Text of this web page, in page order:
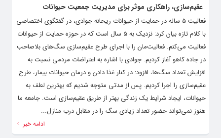
عقیم‌سازی، راهکاری موثر برای مدیریت جمعیت حیوانات
فعالیت 5 ساله در حمایت از حیوانات ریحانه جوادی، در گفتگوی اختصاصی
با کلام تازه بیان کرد: نزدیک به 5 سال است که در حوزه حمایت از حیوانات
فعالیت می‌کنم. فعالیت‌مان را با اجرای طرح عقیم‌سازی سگ‌های بلاصاحب
در جاده کاهو آغاز کردیم. جوادی با اشاره به اعتراضات مردمی نسبت به
افزایش تعداد سگ‌ها، افزود: در کنار غذا دادن و درمان حیوانات بیمار، طرح
عقیم‌سازی را اجرا کردیم. پس از مدتی متوجه شدیم که بهترین لطف به
حیوانات، ایجاد شرایط یک زندگی بهتر از طریق عقیم‌سازی است. جامعه ما
هنوز نمی‌تواند حضور تعداد زیادی سگ را در مقابل درب منازل...
ادامه خبر